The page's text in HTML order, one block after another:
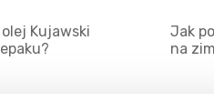
Kujawski
Jak
na